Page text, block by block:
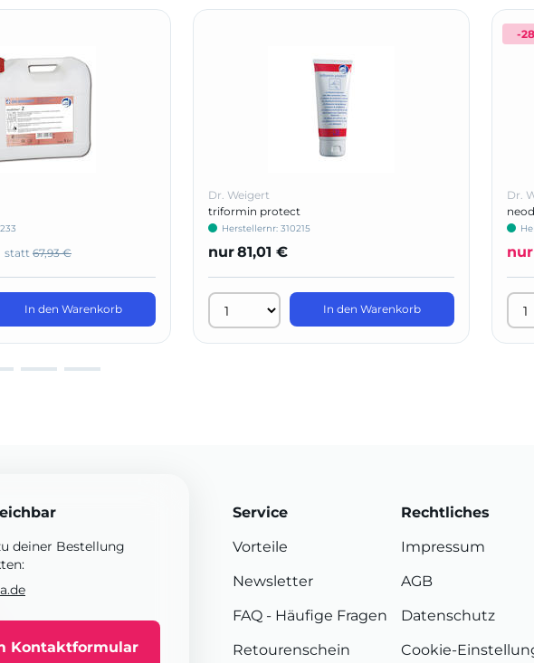
statt 67,93 €
In den Warenkorb
Dr. Weigert
triformin protect
Herstellernr: 310215
nur81,01 €
In den Warenkorb
-
Dr.
nur
deiner Bestellung
Kontaktformular
Service
Vorteile
Newsletter
FAQ - Häufige Fragen
Retourenschein
Rechtliches
Impressum
AGB
Datenschutz
Cookie-